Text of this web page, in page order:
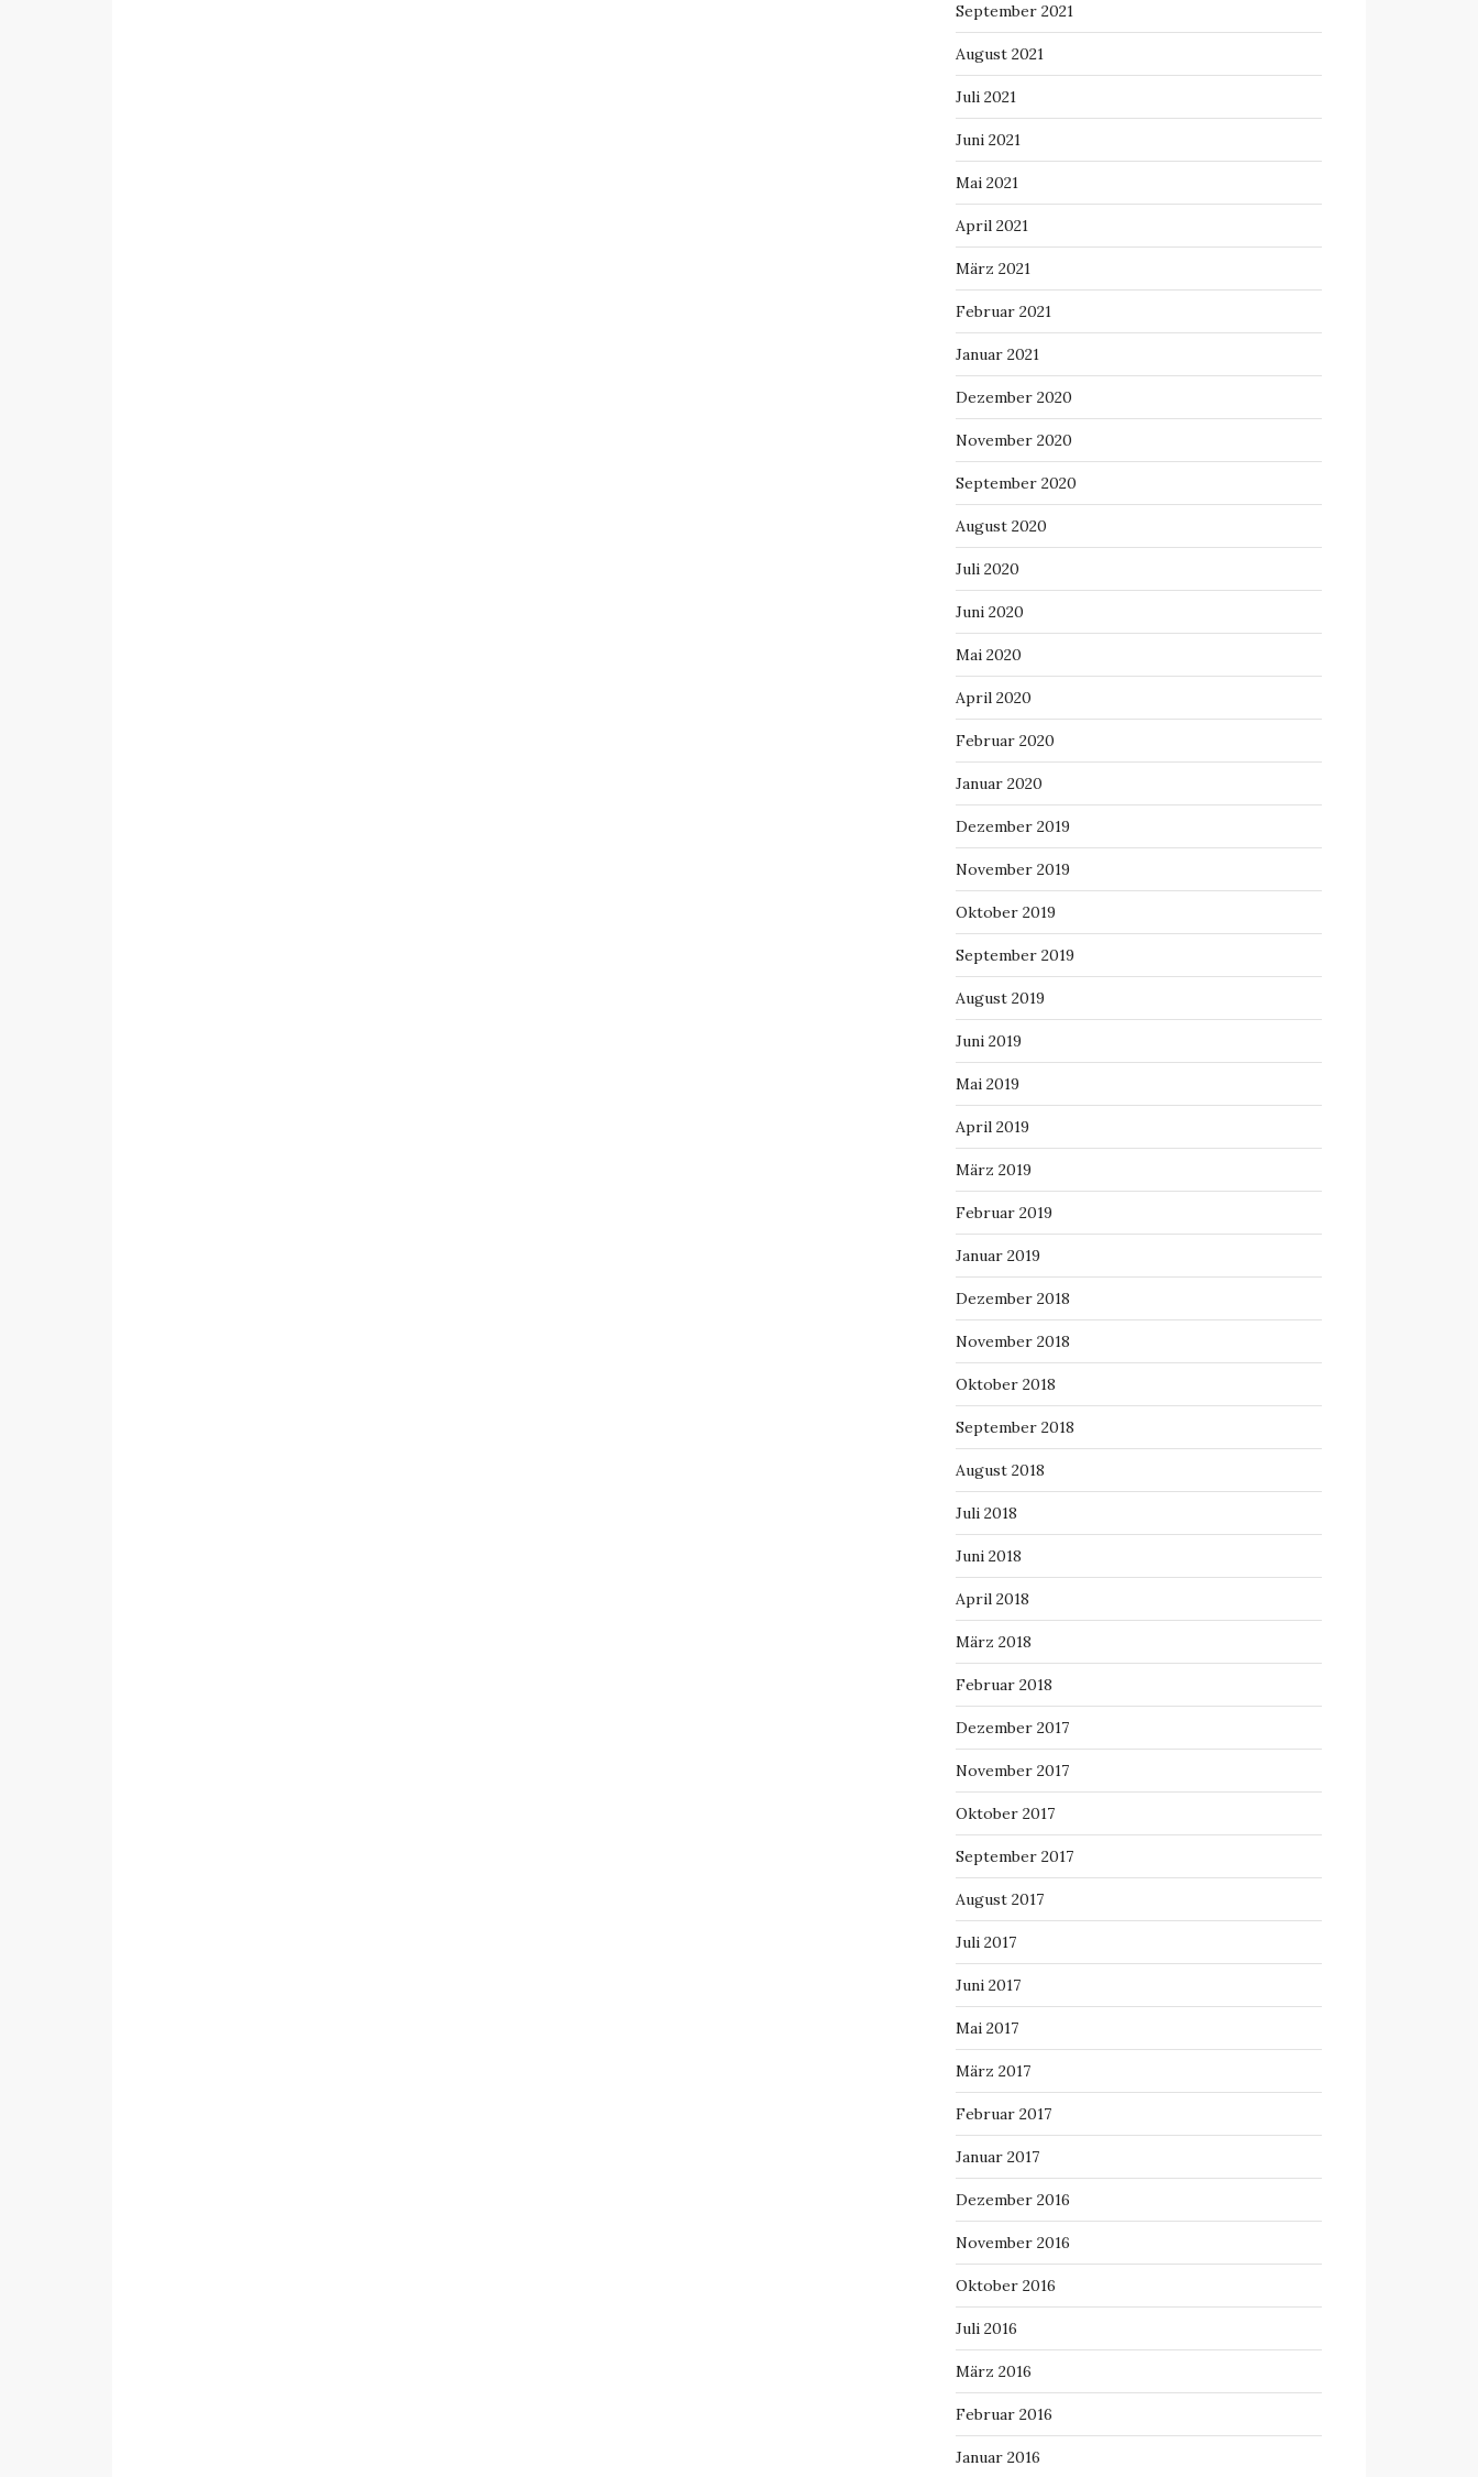
September 2021
August 2021
Juli 2021
Juni 2021
Mai 2021
April 2021
März 2021
Februar 2021
Januar 2021
Dezember 2020
November 2020
September 2020
August 2020
Juli 2020
Juni 2020
Mai 2020
April 2020
Februar 2020
Januar 2020
Dezember 2019
November 2019
Oktober 2019
September 2019
August 2019
Juni 2019
Mai 2019
April 2019
März 2019
Februar 2019
Januar 2019
Dezember 2018
November 2018
Oktober 2018
September 2018
August 2018
Juli 2018
Juni 2018
April 2018
März 2018
Februar 2018
Dezember 2017
November 2017
Oktober 2017
September 2017
August 2017
Juli 2017
Juni 2017
Mai 2017
März 2017
Februar 2017
Januar 2017
Dezember 2016
November 2016
Oktober 2016
Juli 2016
März 2016
Februar 2016
Januar 2016